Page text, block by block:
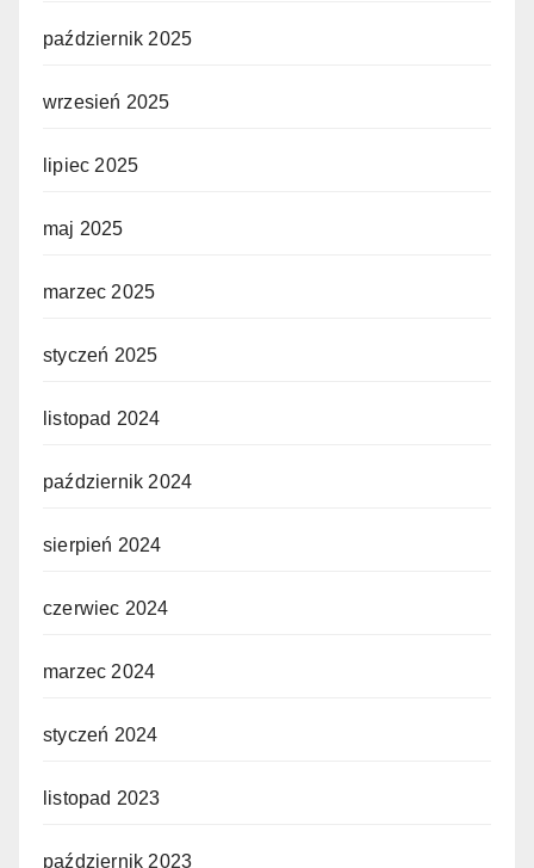
październik 2025
wrzesień 2025
lipiec 2025
maj 2025
marzec 2025
styczeń 2025
listopad 2024
październik 2024
sierpień 2024
czerwiec 2024
marzec 2024
styczeń 2024
listopad 2023
październik 2023